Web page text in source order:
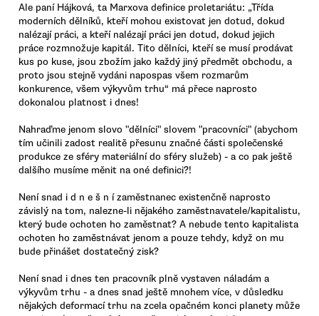
Ale paní Hájková, ta Marxova definice proletariátu: „Třída
moderních dělníků, kteří mohou existovat jen dotud, dokud
nalézají práci, a kteří nalézají práci jen dotud, dokud jejich
práce rozmnožuje kapitál. Tito dělníci, kteří se musí prodávat
kus po kuse, jsou zbožím jako každý jiný předmět obchodu, a
proto jsou stejně vydáni napospas všem rozmarům
konkurence, všem výkyvům trhu“ má přece naprosto
dokonalou platnost i dnes!
Nahraďme jenom slovo "dělníci" slovem "pracovníci" (abychom
tím učinili zadost realitě přesunu značné části společenské
produkce ze sféry materiální do sféry služeb) - a co pak ještě
dalšího musíme měnit na oné definici?!
Není snad i d n e š n í zaměstnanec existenčně naprosto
závislý na tom, nalezne-li nějakého zaměstnavatele/kapitalistu,
který bude ochoten ho zaměstnat? A nebude tento kapitalista
ochoten ho zaměstnávat jenom a pouze tehdy, když on mu
bude přinášet dostatečný zisk?
Není snad i dnes ten pracovník plně vystaven náladám a
výkyvům trhu - a dnes snad ještě mnohem více, v důsledku
nějakých deformací trhu na zcela opačném konci planety může